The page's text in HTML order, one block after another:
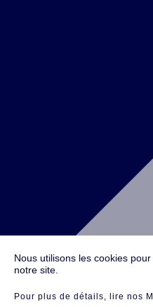
134 W 29th St #1005,
New York, NY 10001
SOLUTION D'ARCHITECTURE - RETAIL / BUREAUX / VALORISATION IMMOBILIÈRE
Nous utilisons les cookies
notre site.
Pour plus de détails , lire nos